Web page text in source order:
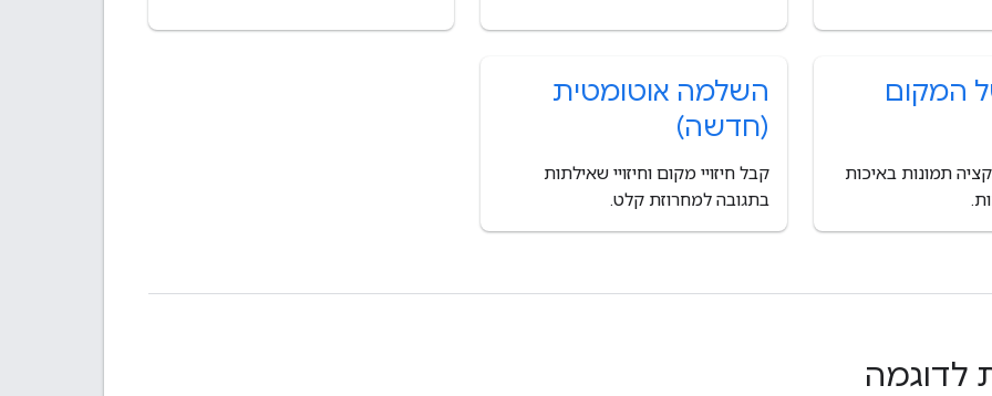
המקום
תמונות באיכות
השלמה אוטומטית
(חדשה)
קבל חיזויי מקום וחיזויי שאילתות
בתגובה למחרוזת קלט.
לדוגמה